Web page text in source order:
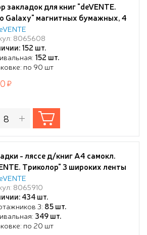
закладок для книг "deVENTE.
Galaxy" магнитных бумажных, 4
упаковке, размеры
в сложенном виде 25x56,6 мм
8065608
152 шт.
152 шт.
по 90 шт
- ляссе д/книг А4 самокл.
Триколор" 3 широких ленты
м
8065910
434 шт.
3: 85 шт.
349 шт.
по 20 шт